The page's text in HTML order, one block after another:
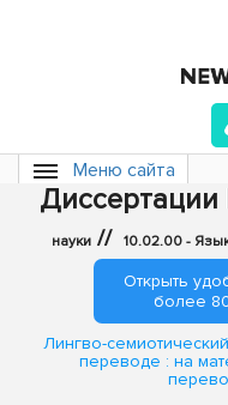
Меню сайта
Диссертации
науки // 10.02.00 -
Открыть
более
Лингво-
переводе : на